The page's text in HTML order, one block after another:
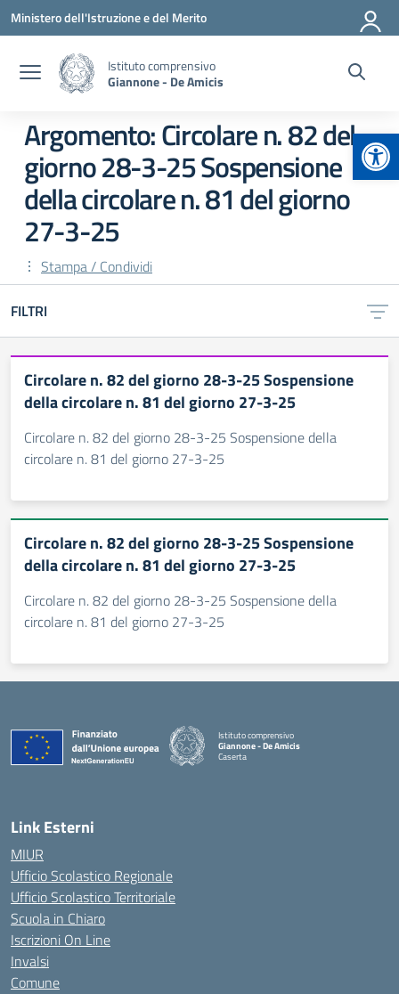
Vai ai contenuti
Vai al menu di navigazione
Vai al footer
Ministero dell'Istruzione e del Merito
Istituto comprensivo
Giannone - De Amicis
Argomento: Circolare n. 82 del
giorno 28-3-25 Sospensione
della circolare n. 81 del giorno
27-3-25
Stampa / Condividi
FILTRI
Circolare n. 82 del giorno 28-3-25 Sospensione
della circolare n. 81 del giorno 27-3-25
Circolare n. 82 del giorno 28-3-25 Sospensione della
circolare n. 81 del giorno 27-3-25
Circolare n. 82 del giorno 28-3-25 Sospensione
della circolare n. 81 del giorno 27-3-25
Circolare n. 82 del giorno 28-3-25 Sospensione della
circolare n. 81 del giorno 27-3-25
Istituto comprensivo
Giannone - De Amicis
Caserta
Link Esterni
MIUR
Ufficio Scolastico Regionale
Ufficio Scolastico Territoriale
Scuola in Chiaro
Iscrizioni On Line
Invalsi
Comune